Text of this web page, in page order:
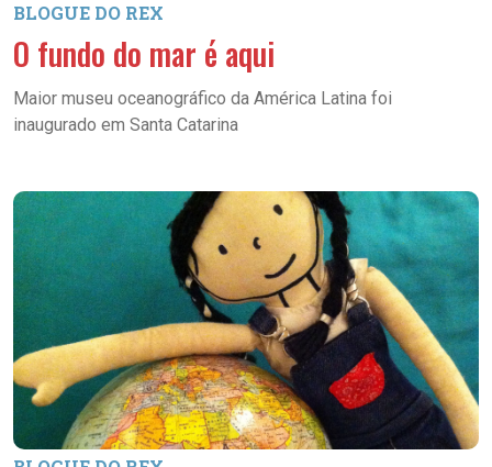
BLOGUE DO REX
O fundo do mar é aqui
Maior museu oceanográfico da América Latina foi
inaugurado em Santa Catarina